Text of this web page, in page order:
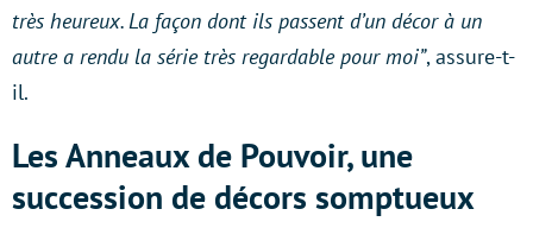
très heureux. La façon dont ils passent d’un décor à un
autre a rendu la série très regardable pour moi”, assure-t-
il.
Les Anneaux de Pouvoir, une
succession de décors somptueux